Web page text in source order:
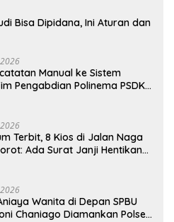
Bisa Dipidana, Ini Aturan dan
Manual ke Sistem
Pengabdian Polinema PSDKU
Terbit, 8 Kios di Jalan Naga
Ada Surat Janji Hentikan
Wanita di Depan SPBU
Chaniago Diamankan Polsek